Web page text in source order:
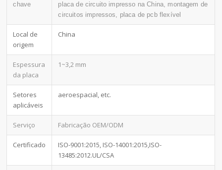
chave
placa de circuito impresso na China, montagem de
circuitos impressos, placa de pcb flexível
Local de
origem
China
Espessura
da placa
1~3,2 mm
Setores
aplicáveis
aeroespacial, etc.
Serviço Fabricação OEM/ODM
Certificado
ISO-9001:2015, ISO-14001:2015,ISO-
13485:2012.UL/CSA